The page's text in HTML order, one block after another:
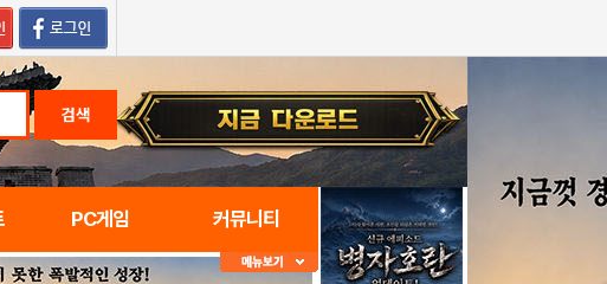
검색
PC게임 커뮤니티